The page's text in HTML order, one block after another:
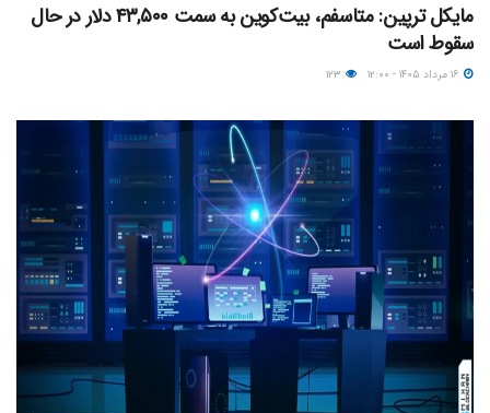
مایکل ترپین: متاسفم، بیت‌کوین به سمت ۴۳,۵۰۰ دلار در حال
سقوط است